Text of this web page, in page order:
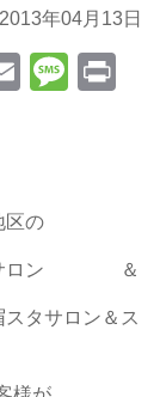
年04月13日
Email
区の
サロン ＆
タサロン＆ス